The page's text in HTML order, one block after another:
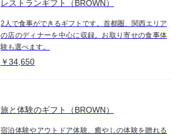
レストランギフト（BROWN）
2人で食事ができるギフトです。首都圏、関西エリア
の店のディナーを中心に収録。お取り寄せの食事体
験も選べます。
￥34,650
旅と体験のギフト（BROWN）
宿泊体験やアウトドア体験、癒やしの体験を贈れる